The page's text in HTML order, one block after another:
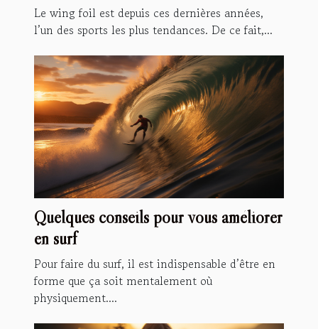
Le wing foil est depuis ces dernières années,
l’un des sports les plus tendances. De ce fait,...
Quelques conseils pour vous améliorer
en surf
Pour faire du surf, il est indispensable d’être en
forme que ça soit mentalement où
physiquement....